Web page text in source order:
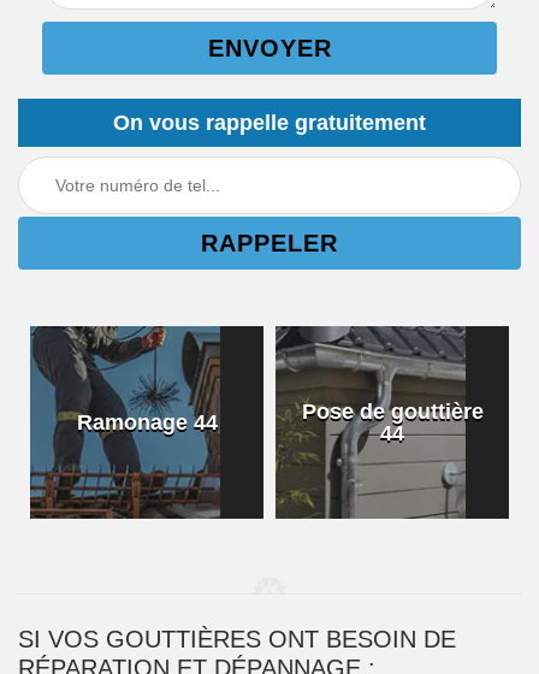
On vous rappelle gratuitement
Ramonage 44
Pose de gouttière
44
SI VOS GOUTTIÈRES ONT BESOIN DE
RÉPARATION ET DÉPANNAGE :